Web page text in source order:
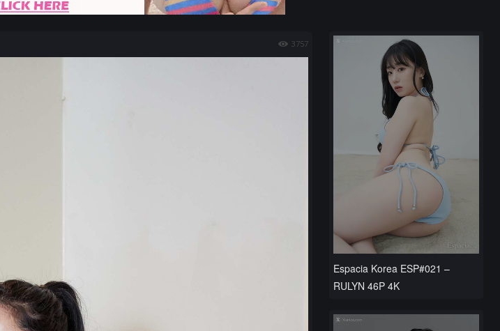
3757
Espacia Korea ESP#021 –
RULYN 46P 4K